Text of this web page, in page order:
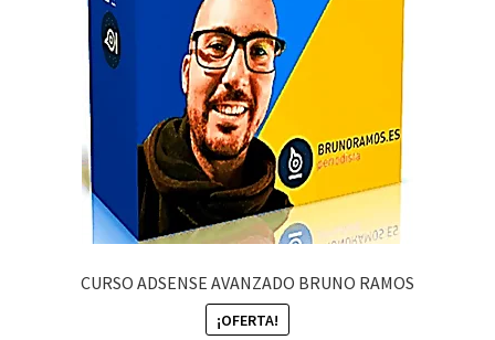
CURSO ADSENSE AVANZADO BRUNO RAMOS
¡OFERTA!